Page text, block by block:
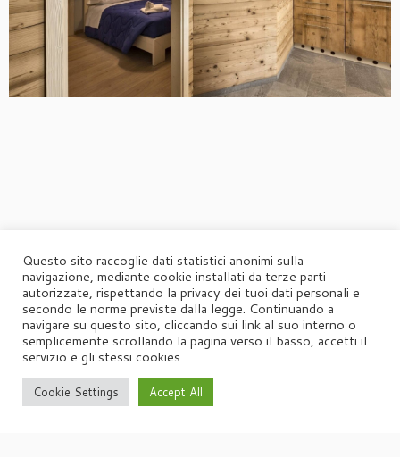
·© 2026Agorà·Powered by ·Designed con il
Questo sito raccoglie dati statistici anonimi sulla
navigazione, mediante cookie installati da terze parti
autorizzate, rispettando la privacy dei tuoi dati personali e
secondo le norme previste dalla legge. Continuando a
navigare su questo sito, cliccando sui link al suo interno o
semplicemente scrollando la pagina verso il basso, accetti il
servizio e gli stessi cookies.
Cookie Settings Accept All